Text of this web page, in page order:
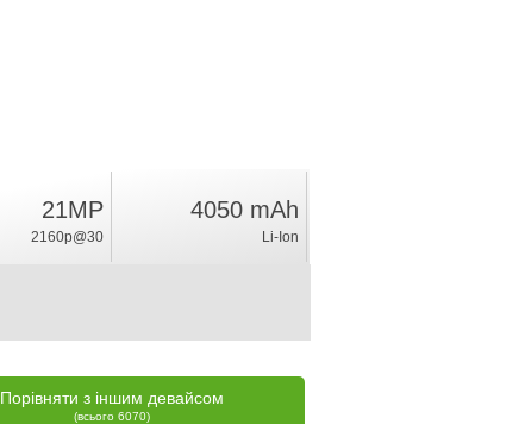
21MP
2160p@30
4050 mAh
Li-Ion
Порівняти з іншим девайсом
(всього 6070)